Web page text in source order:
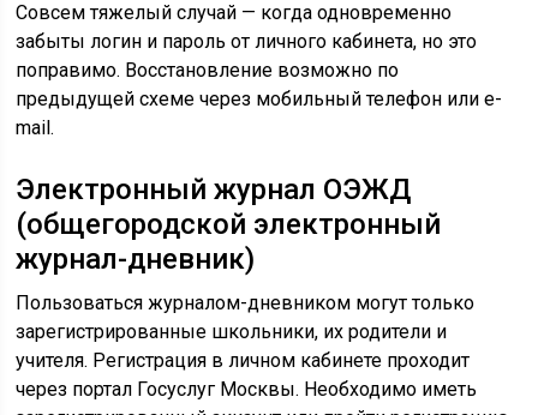
Совсем тяжелый случай — когда одновременно
забыты логин и пароль от личного кабинета, но это
поправимо. Восстановление возможно по
предыдущей схеме через мобильный телефон или e-
mail.
Электронный журнал ОЭЖД
(общегородской электронный
журнал-дневник)
Пользоваться журналом-дневником могут только
зарегистрированные школьники, их родители и
учителя. Регистрация в личном кабинете проходит
через портал Госуслуг Москвы. Необходимо иметь